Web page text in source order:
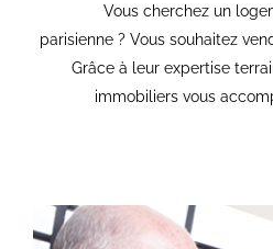
Vous cherchez un
parisienne ? Vous souhaitez
Grâce à leur expertise
immobiliers vous